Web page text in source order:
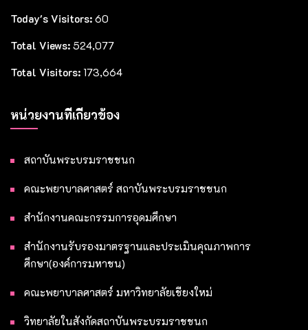
Today's Visitors: 60
Total Views: 524,077
Total Visitors: 173,664
หน่วยงานที่เกี่ยวข้อง
สถาบันพระบรมราชชนก
คณะพยาบาลศาสตร์ สถาบันพระบรมราชชนก
สำนักงานคณะกรรมการอุดมศึกษา
สำนักงานรับรองมาตรฐานและประเมินคุณภาพการ
ศึกษา(องค์การมหาชน)
คณะพยาบาลศาสตร์ มหาวิทยาลัยเชียงใหม่
วิทยาลัยในสังกัดสถาบันพระบรมราชชนก